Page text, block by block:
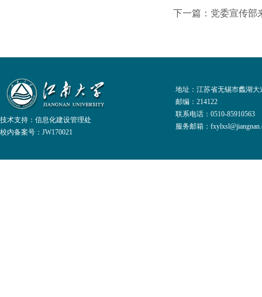
下一篇：党委宣传部
技术支持： 信息化建设管理处
校内备案号：JW170021
地址：江苏省无锡市蠡湖大
邮编：214122
联系电话：0510-
服务邮箱：